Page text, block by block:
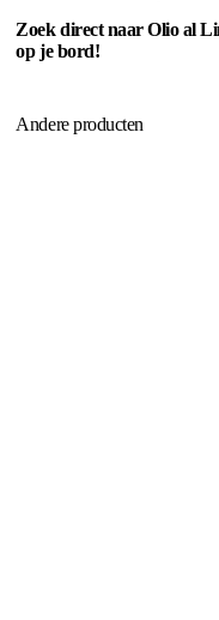
Zoek direct naar Olio al
op je bord!
Andere producten